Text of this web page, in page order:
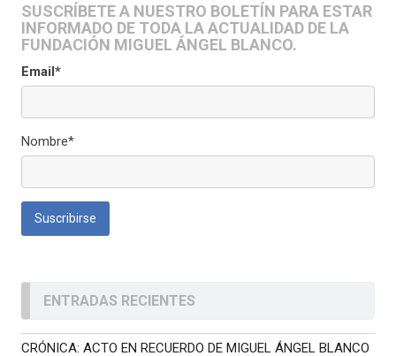
SUSCRÍBETE A NUESTRO BOLETÍN PARA ESTAR
INFORMADO DE TODA LA ACTUALIDAD DE LA
FUNDACIÓN MIGUEL ÁNGEL BLANCO.
Email*
Nombre*
ENTRADAS RECIENTES
CRÓNICA: ACTO EN RECUERDO DE MIGUEL ÁNGEL BLANCO